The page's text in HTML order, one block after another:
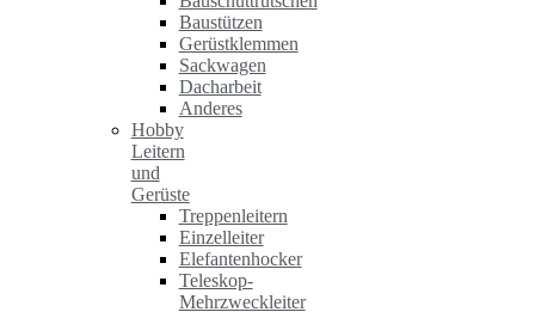
Baustützen
Gerüstklemmen
Sackwagen
Dacharbeit
Anderes
Hobby
Leitern
und
Gerüste
Treppenleitern
Einzelleiter
Elefantenhocker
Teleskop-
Mehrzweckleiter